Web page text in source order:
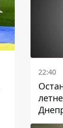
22:40